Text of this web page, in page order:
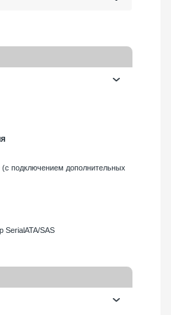
подключением дополнительных
SerialATA/SAS